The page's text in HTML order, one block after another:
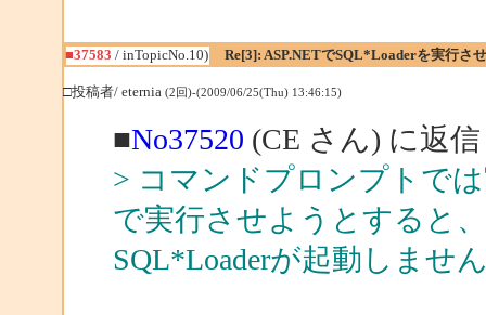
■37583 / inTopicNo.10) Re[3]: ASP.NETでSQL*Loaderを実行さ
□投稿者/ eternia(2回)-(2009/06/25(Thu) 13:46:15)
■No37520 (CE さん) に返信
> コマンドプロンプトで
で実行させようとすると
SQL*Loaderが起動しませ